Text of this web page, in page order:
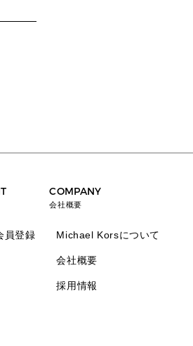
員登録
COMPANY
会社概要
Michael Korsについて
会社概要
採用情報